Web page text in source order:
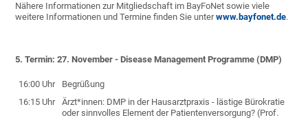
Nähere Informationen zur Mitgliedschaft im BayFoNet sowie viele
weitere Informationen und Termine finden Sie unterwww.bayfonet.de.
5. Termin: 27. November - Disease Management Programme (DMP)
16:00 Uhr
Begrüßung
16:15 Uhr
Ärzt*innen: DMP in der Hausarztpraxis - lästige Bürokratie
oder sinnvolles Element der Patientenversorgung? (Prof.